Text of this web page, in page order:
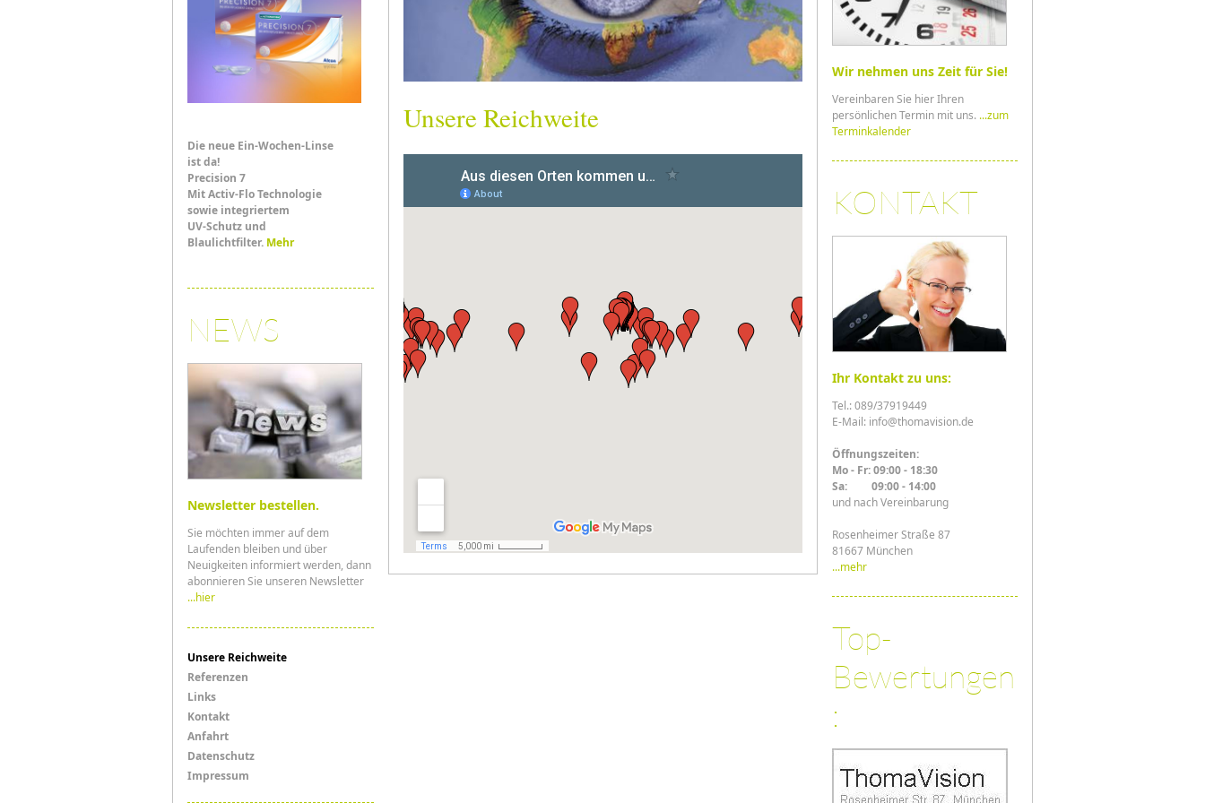
Unsere Reichweite
Die neue Ein-Wochen-Linse
ist da!
Precision 7
Mit Activ-Flo Technologie
sowie integriertem
UV-Schutz und
Blaulichtfilter. Mehr
NEWS
Newsletter bestellen.
Sie möchten immer auf dem
Laufenden bleiben und über
Neuigkeiten informiert werden, dann
abonnieren Sie unseren Newsletter
...hier
Menü
Links
Unsere Reichweite
Referenzen
Links
Kontakt
Anfahrt
Datenschutz
Impressum
Wir nehmen uns Zeit für Sie!
Vereinbaren Sie hier Ihren
persönlichen Termin mit uns. ...zum
Terminkalender
KONTAKT
Ihr Kontakt zu uns:
Tel.: 089/37919449
E-Mail: info@thomavision.de
Öffnungszeiten:
Mo - Fr: 09:00 - 18:30
Sa: 09:00 - 14:00
und nach Vereinbarung
Rosenheimer Straße 87
81667 München
...mehr
Top-
Bewertungen
: